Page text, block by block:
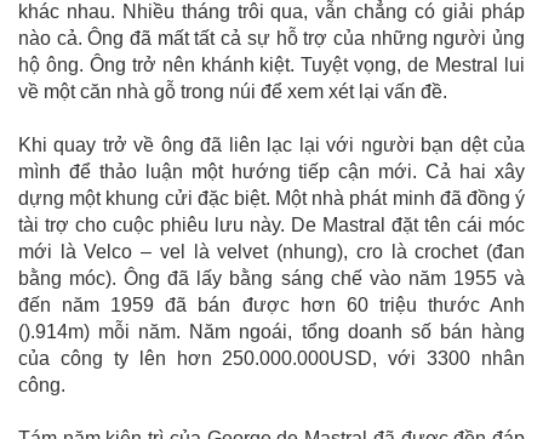
khác nhau. Nhiều tháng trôi qua, vẫn chẳng có giải pháp
nào cả. Ông đã mất tất cả sự hỗ trợ của những người ủng
hộ ông. Ông trở nên khánh kiệt. Tuyệt vọng, de Mestral lui
về một căn nhà gỗ trong núi để xem xét lại vấn đề.
Khi quay trở về ông đã liên lạc lại với người bạn dệt của
mình để thảo luận một hướng tiếp cận mới. Cả hai xây
dựng một khung cửi đặc biệt. Một nhà phát minh đã đồng ý
tài trợ cho cuộc phiêu lưu này. De Mastral đặt tên cái móc
mới là Velco – vel là velvet (nhung), cro là crochet (đan
bằng móc). Ông đã lấy bằng sáng chế vào năm 1955 và
đến năm 1959 đã bán được hơn 60 triệu thước Anh
().914m) mỗi năm. Năm ngoái, tổng doanh số bán hàng
của công ty lên hơn 250.000.000USD, với 3300 nhân
công.